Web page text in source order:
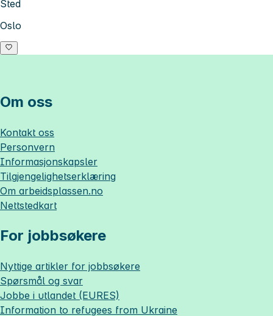
Sted
Oslo
Om oss
Kontakt oss
Personvern
Informasjonskapsler
Tilgjengelighetserklæring
Om arbeidsplassen.no
Nettstedkart
For jobbsøkere
Nyttige artikler for jobbsøkere
Spørsmål og svar
Jobbe i utlandet (EURES)
Information to refugees from Ukraine